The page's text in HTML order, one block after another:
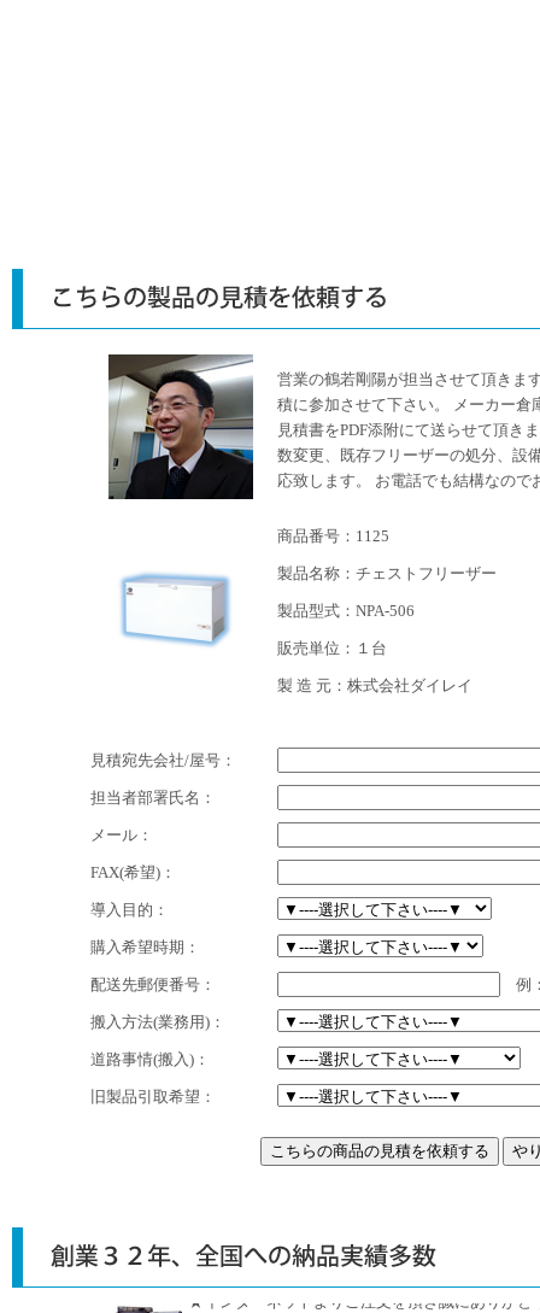
営業の鶴若剛陽が担当させて頂きま
積に参加させて下さい。 メーカー倉
見積書をPDF添附にて送らせて頂き
数変更、既存フリーザーの処分、設
応致します。 お電話でも結構なの
商品番号：1125
製品名称：チェストフリーザー
製品型式：NPA-506
販売単位：１台
製 造 元：株式会社ダイレイ
見積宛先会社/屋号：
担当者部署氏名：
メール：
FAX(希望)：
導入目的：
購入希望時期：
配送先郵便番号： 例
搬入方法(業務用)：
道路事情(搬入)：
旧製品引取希望：